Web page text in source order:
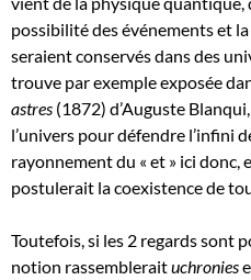
possibilité des événements et
seraient conservés dans des
trouve par exemple exposée
astres (1872) d’Auguste
l’univers pour défendre l’infini
rayonnement du « et » ici donc,
postulerait la coexistence de
Toutefois, si les 2 regards sont
notion rassembleraituchronies